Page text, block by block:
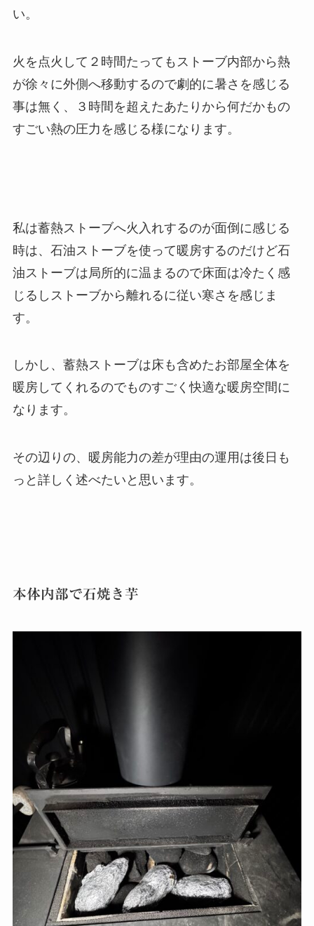
い。
火を点火して２時間たってもストーブ内部から熱
が徐々に外側へ移動するので劇的に暑さを感じる
事は無く、３時間を超えたあたりから何だかもの
すごい熱の圧力を感じる様になります。
私は蓄熱ストーブへ火入れするのが面倒に感じる
時は、石油ストーブを使って暖房するのだけど石
油ストーブは局所的に温まるので床面は冷たく感
じるしストーブから離れるに従い寒さを感じま
す。
しかし、蓄熱ストーブは床も含めたお部屋全体を
暖房してくれるのでものすごく快適な暖房空間に
なります。
その辺りの、暖房能力の差が理由の運用は後日も
っと詳しく述べたいと思います。
本体内部で石焼き芋